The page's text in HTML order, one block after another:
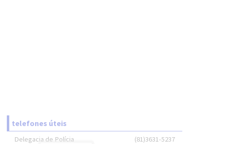
telefones úteis
Delegacia de Polícia
(81)3631-5237